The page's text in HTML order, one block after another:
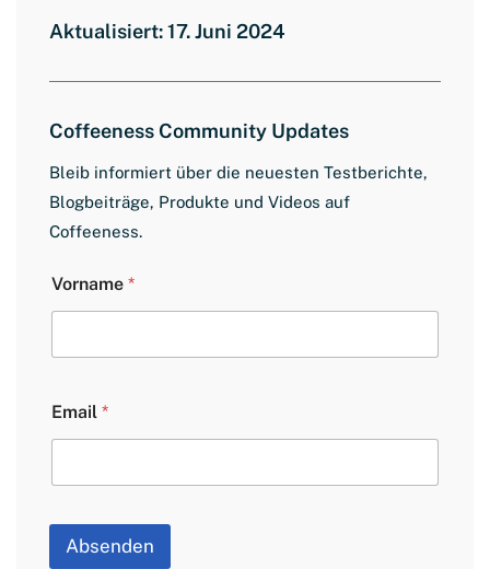
Aktualisiert: 17. Juni 2024
Coffeeness Community Updates
Bleib informiert über die neuesten Testberichte,
Blogbeiträge, Produkte und Videos auf
Coffeeness.
a
y
u
m
a
Vorname *
Email *
Absenden